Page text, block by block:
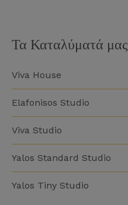
Τα Καταλύματά μας
Viva House
Elafonisos Studio
Viva Studio
Yalos Standard Studio
Yalos Tiny Studio